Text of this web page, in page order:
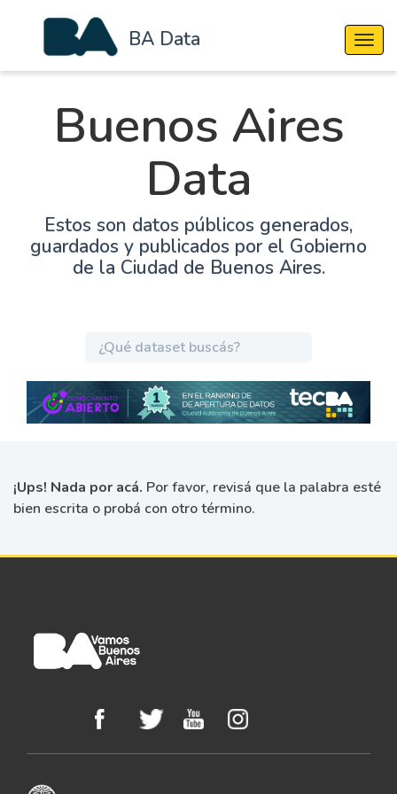
BA Data
Buenos Aires
Data
Estos son datos públicos generados,
guardados y publicados por el Gobierno
de la Ciudad de Buenos Aires.
¡Ups! Nada por acá. Por favor, revisá que la palabra esté
bien escrita o probá con otro término.